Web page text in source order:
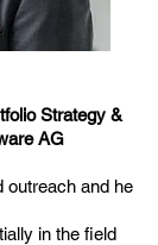
Strategy &
AG
outreach and he
in the field